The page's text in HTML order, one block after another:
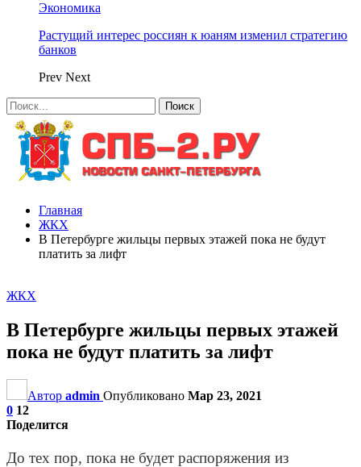
Экономика
Растущий интерес россиян к юаням изменил стратегию
банков
Prev Next
Главная
ЖКХ
В Петербурге жильцы первых этажей пока не будут
платить за лифт
ЖКХ
В Петербурге жильцы первых этажей
пока не будут платить за лифт
Автор admin Опубликовано Мар 23, 2021
0 12
Поделится
До тех пор, пока не будет распоряжения из